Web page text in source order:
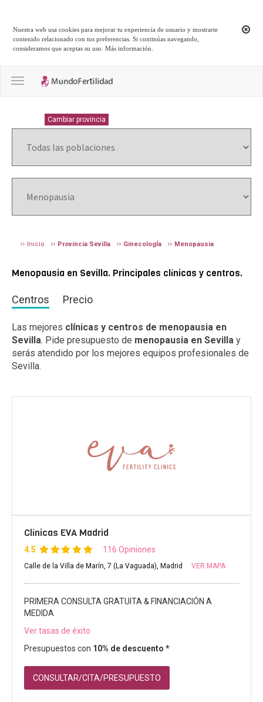
Nuestra web usa cookies para mejorar tu experiencia de usuario y mostrarte
contenido relacionado con tus preferencias. Si continúas navegando,
consideramos que aceptas su uso.Más información
Toggle navigation
Cambiar provincia
Inicio Provincia Sevilla GinecologÍa Menopausia
Menopausia en Sevilla. Principales clínicas y centros.
Centros Precio
Las mejores clínicas y centros de menopausia en
Sevilla. Pide presupuesto de menopausia en Sevilla y
serás atendido por los mejores equipos profesionales de
Sevilla.
Clínicas EVA Madrid
4.5 116 Opiniones
Calle de la Villa de Marín, 7 (La Vaguada), Madrid VER MAPA
PRIMERA CONSULTA GRATUITA & FINANCIACIÓN A
MEDIDA
Ver tasas de éxito
Presupuestos con 10% de descuento *
CONSULTAR/CITA/PRESUPUESTO